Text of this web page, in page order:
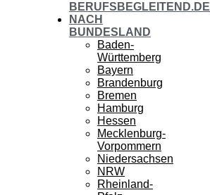
BERUFSBEGLEITEND.DE
NACH
BUNDESLAND
Baden-
Württemberg
Bayern
Brandenburg
Bremen
Hamburg
Hessen
Mecklenburg-
Vorpommern
Niedersachsen
NRW
Rheinland-